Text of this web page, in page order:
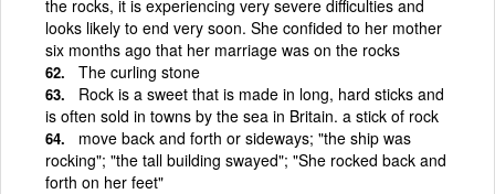
the rocks, it is experiencing very severe difficulties and
looks likely to end very soon. She confided to her mother
six months ago that her marriage was on the rocks
The curling stone
Rock is a sweet that is made in long, hard sticks and
is often sold in towns by the sea in Britain. a stick of rock
move back and forth or sideways; "the ship was
rocking"; "the tall building swayed"; "She rocked back and
forth on her feet"